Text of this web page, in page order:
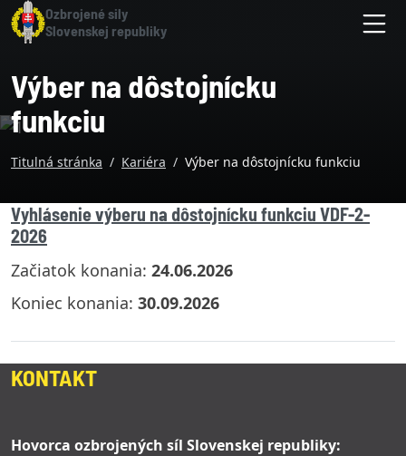
Skočiť na hlavnú navigáciu
Skočiť na obsah
Skočiť na bočnú lištu
Skočiť na pätičku
Ozbrojené sily
Slovenskej republiky
Hlavný obsah stránky
Výber na dôstojnícku
funkciu
Titulná stránka Kariéra Výber na dôstojnícku funkciu
Vyhlásenie výberu na dôstojnícku funkciu VDF-2-
2026
Začiatok konania: 24.06.2026
Koniec konania: 30.09.2026
KONTAKT
Hovorca ozbrojených síl Slovenskej republiky: